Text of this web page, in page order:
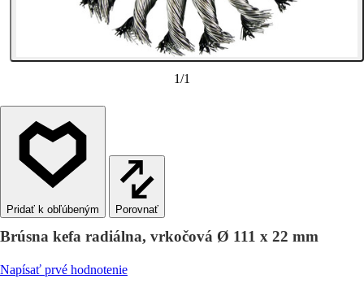
1/1
Porovnať
Brúsna kefa radiálna, vrkočová Ø 111 x 22 mm
Napísať prvé hodnotenie